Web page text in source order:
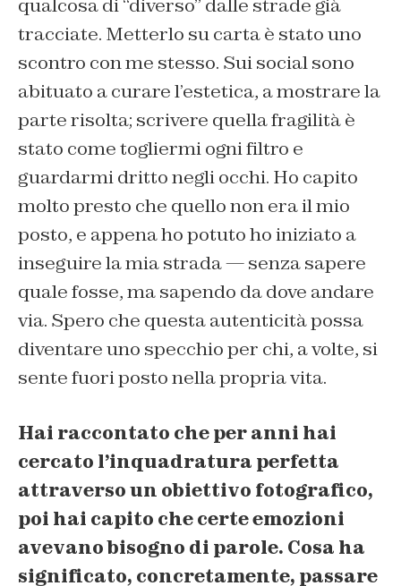
qualcosa di “diverso” dalle strade già
tracciate. Metterlo su carta è stato uno
scontro con me stesso. Sui social sono
abituato a curare l’estetica, a mostrare la
parte risolta; scrivere quella fragilità è
stato come togliermi ogni filtro e
guardarmi dritto negli occhi. Ho capito
molto presto che quello non era il mio
posto, e appena ho potuto ho iniziato a
inseguire la mia strada — senza sapere
quale fosse, ma sapendo da dove andare
via. Spero che questa autenticità possa
diventare uno specchio per chi, a volte, si
sente fuori posto nella propria vita.
Hai raccontato che per anni hai
cercato l’inquadratura perfetta
attraverso un obiettivo fotografico,
poi hai capito che certe emozioni
avevano bisogno di parole. Cosa ha
significato, concretamente, passare